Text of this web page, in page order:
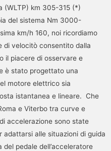
(WLTP) km 305-315 (*)
del sistema Nm 3000-
km/h 160, noi ricordiamo
di velocitò consentito dalla
il piacere di osservare e
è stato progettato una
motore elettrico sia
istantanea e lineare. Che
e Viterbo tra curve e
accelerazione sono state
alle situazioni di guida
pedale dell’acceleratore